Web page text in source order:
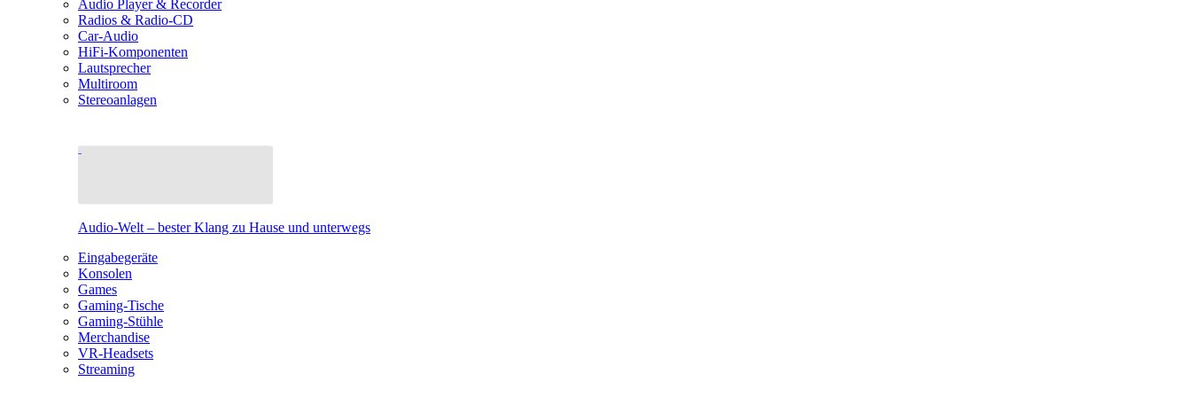
Audio Player & Recorder
Radios & Radio-CD
Car-Audio
HiFi-Komponenten
Lautsprecher
Multiroom
Stereoanlagen
Audio-Welt – bester Klang zu Hause und unterwegs
Eingabegeräte
Konsolen
Games
Gaming-Tische
Gaming-Stühle
Merchandise
VR-Headsets
Streaming